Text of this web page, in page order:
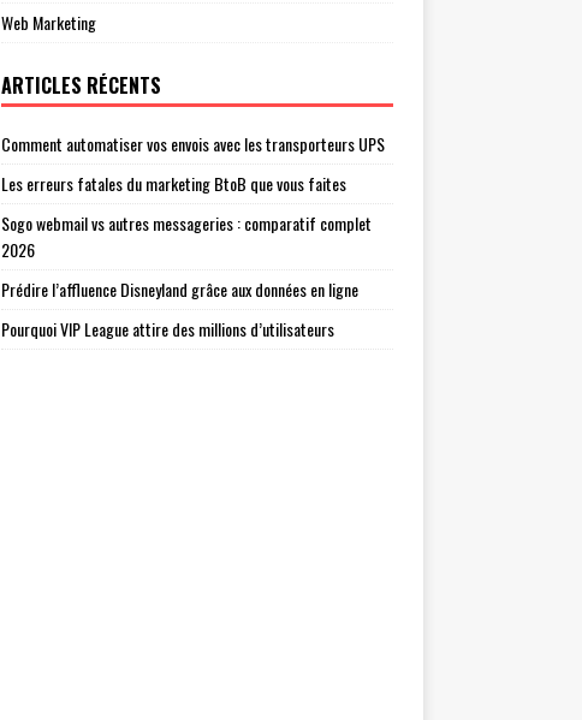
Web Marketing
ARTICLES RÉCENTS
Comment automatiser vos envois avec les transporteurs UPS
Les erreurs fatales du marketing BtoB que vous faites
Sogo webmail vs autres messageries : comparatif complet
2026
Prédire l’affluence Disneyland grâce aux données en ligne
Pourquoi VIP League attire des millions d’utilisateurs